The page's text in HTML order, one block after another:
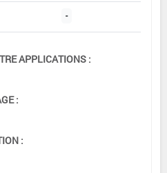
-
APPLICATIONS :
:
: